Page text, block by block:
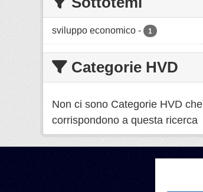
sviluppo economico - 1
Categorie HVD
Non ci sono Categorie HVD che
corrispondono a questa ricerca